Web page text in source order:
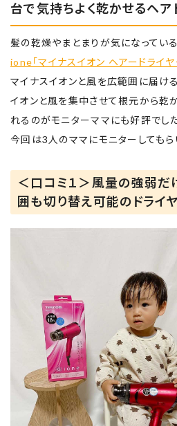
台で気持ちよく乾かせるヘア
髪の乾燥やまとまりが気になってい
ione「マイナスイオン ヘアードライ
マイナスイオンと風を広範囲に届ける
イオンと風を集中させて根元から乾
れるのがモニターママにも好評でした
今回は3人のママにモニターしてもら
＜口コミ１＞風量の強弱だ
囲も切り替え可能のドライ